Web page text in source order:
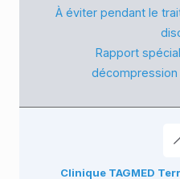
À éviter pendant le
Rapport
Clinique TAGMED